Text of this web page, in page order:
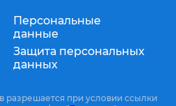
Персональные
данные
Защита персональных
данных
разрешается при условии ссылки